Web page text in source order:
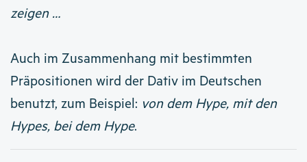
zeigen …
Auch im Zusammenhang mit bestimmten
Präpositionen wird der Dativ im Deutschen
benutzt, zum Beispiel: von dem Hype, mit den
Hypes, bei dem Hype.